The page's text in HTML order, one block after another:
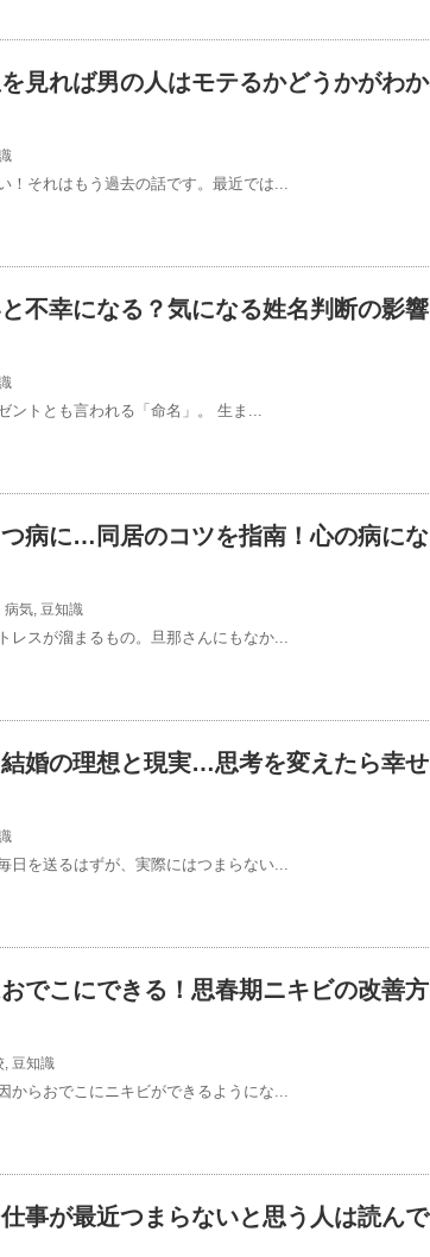
見れば男の人はモテるかどうかがわか
！それはもう過去の話です。最近では...
不幸になる？気になる姓名判断の影響
ントとも言われる「命名」。 生ま...
病に…同居のコツを指南！心の病にな
病気 豆知識
レスが溜まるもの。旦那さんにもなか...
婚の理想と現実…思考を変えたら幸せ
日を送るはずが、実際にはつまらない...
でこにできる！思春期ニキビの改善方
豆知識
からおでこにニキビができるようにな...
事が最近つまらないと思う人は読んで